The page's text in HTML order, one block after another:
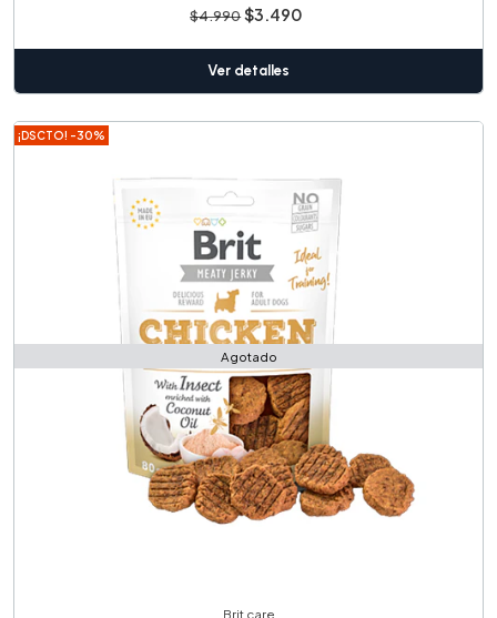
$4.990$3.490
Ver detalles
¡DSCTO! -30%
Agotado
Brit care